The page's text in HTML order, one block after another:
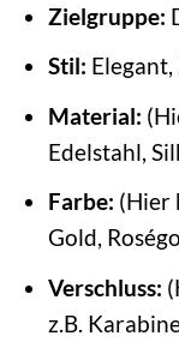
Zielgruppe:
Stil:
Material:
Edelstahl,
Farbe: (Hier
Gold,
Verschluss:
z.B.